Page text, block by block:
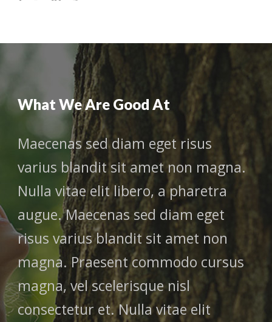
What We Are Good At
Maecenas sed diam eget risus
varius blandit sit amet non magna.
Nulla vitae elit libero, a pharetra
augue. Maecenas sed diam eget
risus varius blandit sit amet non
magna. Praesent commodo cursus
magna, vel scelerisque nisl
consectetur et. Nulla vitae elit